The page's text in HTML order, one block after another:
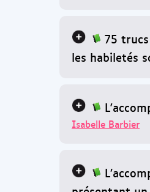
75
les habiletés
Isabelle Barbier